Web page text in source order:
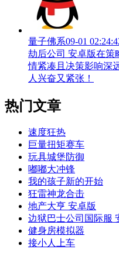
量子佛系09-01
劫后公司 安卓版在策
情紧凑且决策影响深
人兴奋又紧张！
热门文章
速度狂热
巨量扭矩赛车
玩具城堡防御
嘟嘟大冲锋
我的孩子新的开始
狂雷神龙合击
地产大亨 安卓版
边狱巴士公司国际服
健身房模拟器
接小人上车